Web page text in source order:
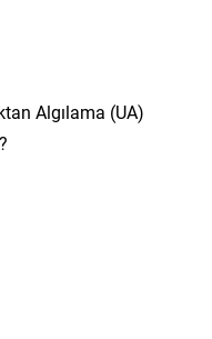
Algılama (UA)